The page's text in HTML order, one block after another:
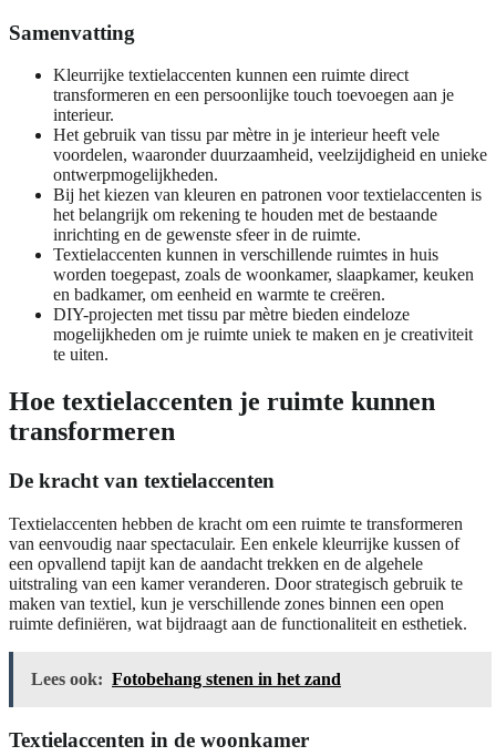
Samenvatting
Kleurrijke textielaccenten kunnen een ruimte direct
transformeren en een persoonlijke touch toevoegen aan je
interieur.
Het gebruik van tissu par mètre in je interieur heeft vele
voordelen, waaronder duurzaamheid, veelzijdigheid en unieke
ontwerpmogelijkheden.
Bij het kiezen van kleuren en patronen voor textielaccenten is
het belangrijk om rekening te houden met de bestaande
inrichting en de gewenste sfeer in de ruimte.
Textielaccenten kunnen in verschillende ruimtes in huis
worden toegepast, zoals de woonkamer, slaapkamer, keuken
en badkamer, om eenheid en warmte te creëren.
DIY-projecten met tissu par mètre bieden eindeloze
mogelijkheden om je ruimte uniek te maken en je creativiteit
te uiten.
Hoe textielaccenten je ruimte kunnen
transformeren
De kracht van textielaccenten
Textielaccenten hebben de kracht om een ruimte te transformeren
van eenvoudig naar spectaculair. Een enkele kleurrijke kussen of
een opvallend tapijt kan de aandacht trekken en de algehele
uitstraling van een kamer veranderen. Door strategisch gebruik te
maken van textiel, kun je verschillende zones binnen een open
ruimte definiëren, wat bijdraagt aan de functionaliteit en esthetiek.
Lees ook: Fotobehang stenen in het zand
Textielaccenten in de woonkamer